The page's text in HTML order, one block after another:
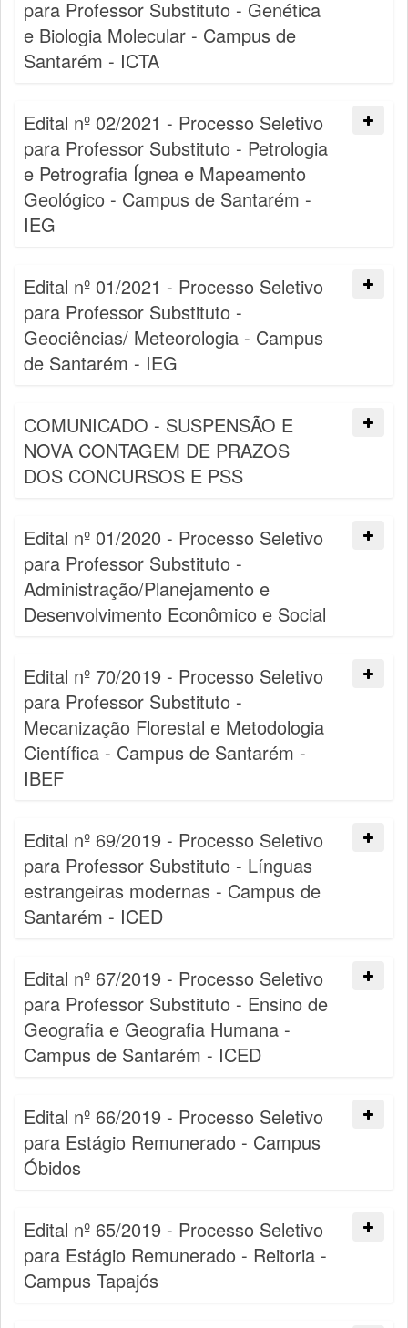
para Professor Substituto - Genética
e Biologia Molecular - Campus de
Santarém - ICTA
Edital nº 02/2021 - Processo Seletivo
para Professor Substituto - Petrologia
e Petrografia Ígnea e Mapeamento
Geológico - Campus de Santarém -
IEG
Edital nº 01/2021 - Processo Seletivo
para Professor Substituto -
Geociências/ Meteorologia - Campus
de Santarém - IEG
COMUNICADO - SUSPENSÃO E
NOVA CONTAGEM DE PRAZOS
DOS CONCURSOS E PSS
Edital nº 01/2020 - Processo Seletivo
para Professor Substituto -
Administração/Planejamento e
Desenvolvimento Econômico e Social
Edital nº 70/2019 - Processo Seletivo
para Professor Substituto -
Mecanização Florestal e Metodologia
Científica - Campus de Santarém -
IBEF
Edital nº 69/2019 - Processo Seletivo
para Professor Substituto - Línguas
estrangeiras modernas - Campus de
Santarém - ICED
Edital nº 67/2019 - Processo Seletivo
para Professor Substituto - Ensino de
Geografia e Geografia Humana -
Campus de Santarém - ICED
Edital nº 66/2019 - Processo Seletivo
para Estágio Remunerado - Campus
Óbidos
Edital nº 65/2019 - Processo Seletivo
para Estágio Remunerado - Reitoria -
Campus Tapajós